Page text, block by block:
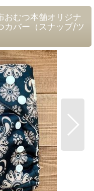
おむつ本舗オリジナ
カバー（スナップ/ツ